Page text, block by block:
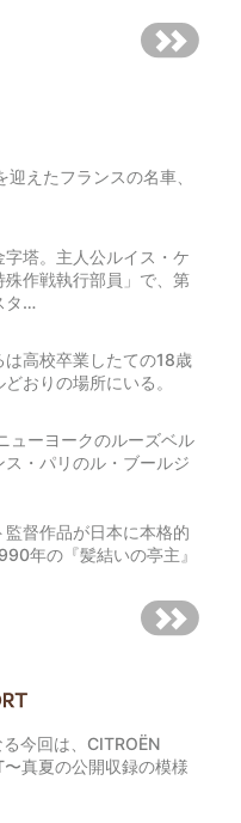
えたフランスの名車、
塔。主人公ルイス・ケ
殊作戦執行部員」で、第
タ…
は高校卒業したての18歳
おりの場所にいる。
ューヨークのルーズベル
ス・パリのル・ブールジ
督作品が日本に本格的
年の『髪結いの亭主』
今回は、CITROËN
真夏の公開収録の模様